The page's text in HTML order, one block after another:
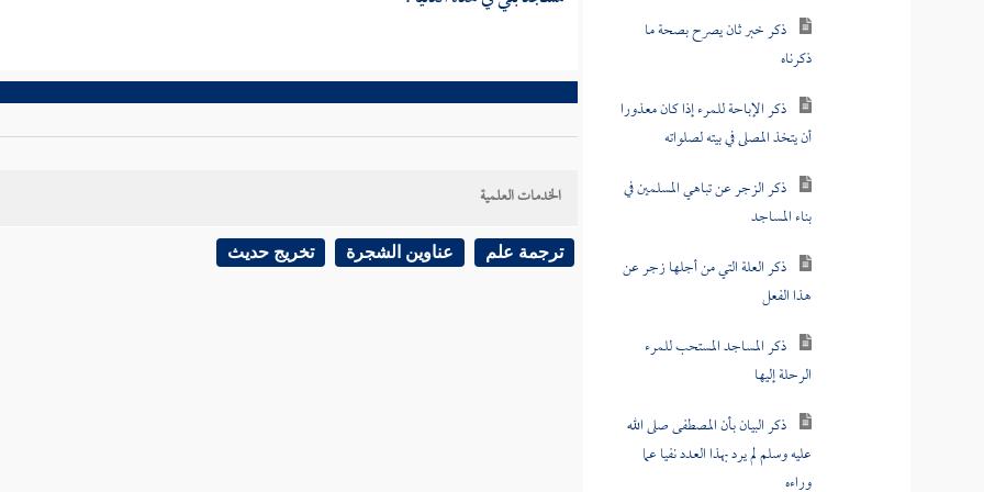
ذكرناه
ذكر الإباحة للمرء إذا كان معذورا
أن يتخذ المصلى في بيته لصلواته
ذكر الزجر عن تباهي المسلمين في
بناء المساجد
ذكر العلة التي من أجلها زجر عن
هذا الفعل
ذكر المساجد المستحب للمرء
الرحلة إليها
ذكر البيان بأن المصطفى صلى الله
عليه وسلم لم يرد بهذا العدد نفيا عما
وراءه
الخدمات العلمية
ترجمة علم عناوين الشجرة تخريج حديث